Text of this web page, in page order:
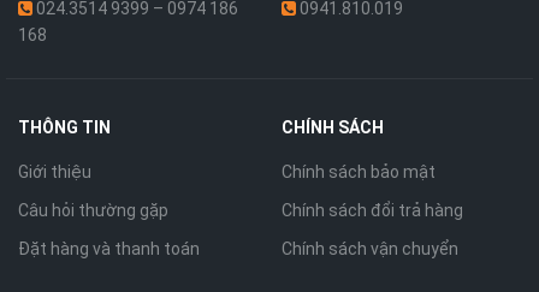
024.3514 9399 – 0974 186
168
0941.810.019
THÔNG TIN
Giới thiệu
Câu hỏi thường gặp
Đặt hàng và thanh toán
CHÍNH SÁCH
Chính sách bảo mật
Chính sách đổi trả hàng
Chính sách vận chuyển